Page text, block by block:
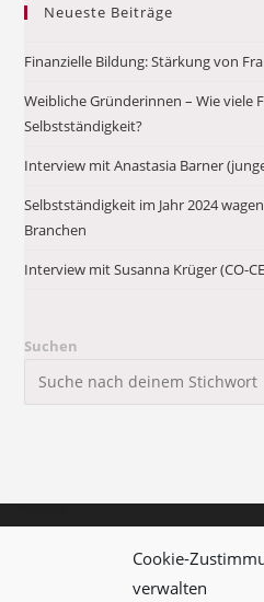
Cookie-
verwalten
Neueste Beiträge
Finanzielle Bildung: Stärkung von
Weibliche Gründerinnen – Wie viele
Selbstständigkeit?
Interview mit Anastasia Barner
Selbstständigkeit im Jahr 2024
Branchen
Interview mit Susanna Krüger (CO-
Suchen